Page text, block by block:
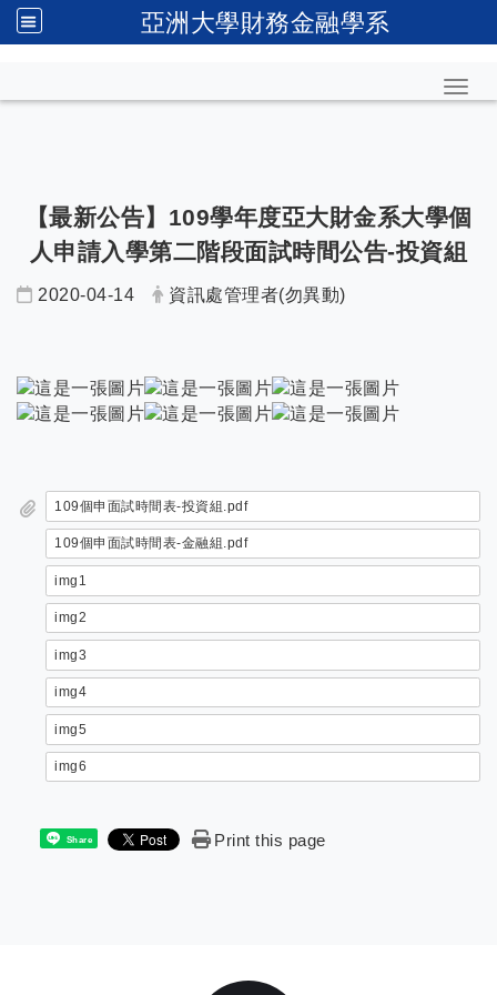
亞洲大學財務金融學系
【最新公告】109學年度亞大財金系大學個
人申請入學第二階段面試時間公告-投資組
2020-04-14 資訊處管理者(勿異動)
109個申面試時間表-投資組.pdf
109個申面試時間表-金融組.pdf
img1
img2
img3
img4
img5
img6
Share Print this page